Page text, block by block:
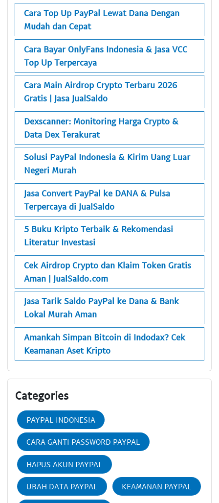
Cara Top Up PayPal Lewat Dana Dengan
Mudah dan Cepat
Cara Bayar OnlyFans Indonesia & Jasa VCC
Top Up Terpercaya
Cara Main Airdrop Crypto Terbaru 2026
Gratis | Jasa JualSaldo
Dexscanner: Monitoring Harga Crypto &
Data Dex Terakurat
Solusi PayPal Indonesia & Kirim Uang Luar
Negeri Murah
Jasa Convert PayPal ke DANA & Pulsa
Terpercaya di JualSaldo
5 Buku Kripto Terbaik & Rekomendasi
Literatur Investasi
Cek Airdrop Crypto dan Klaim Token Gratis
Aman | JualSaldo.com
Jasa Tarik Saldo PayPal ke Dana & Bank
Lokal Murah Aman
Amankah Simpan Bitcoin di Indodax? Cek
Keamanan Aset Kripto
Categories
PAYPAL INDONESIA
CARA GANTI PASSWORD PAYPAL
HAPUS AKUN PAYPAL
UBAH DATA PAYPAL KEAMANAN PAYPAL